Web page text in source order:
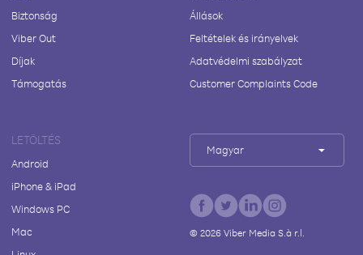
Biztonság
Viber Out
Díjak
Támogatás
Állások
Feltételek és irányelvek
Adatvédelmi szabályzat
Customer Complaints Code
LETÖLTÉS
Android
iPhone & iPad
Windows PC
Mac
Magyar
© 2026Viber Media S.à r.l.